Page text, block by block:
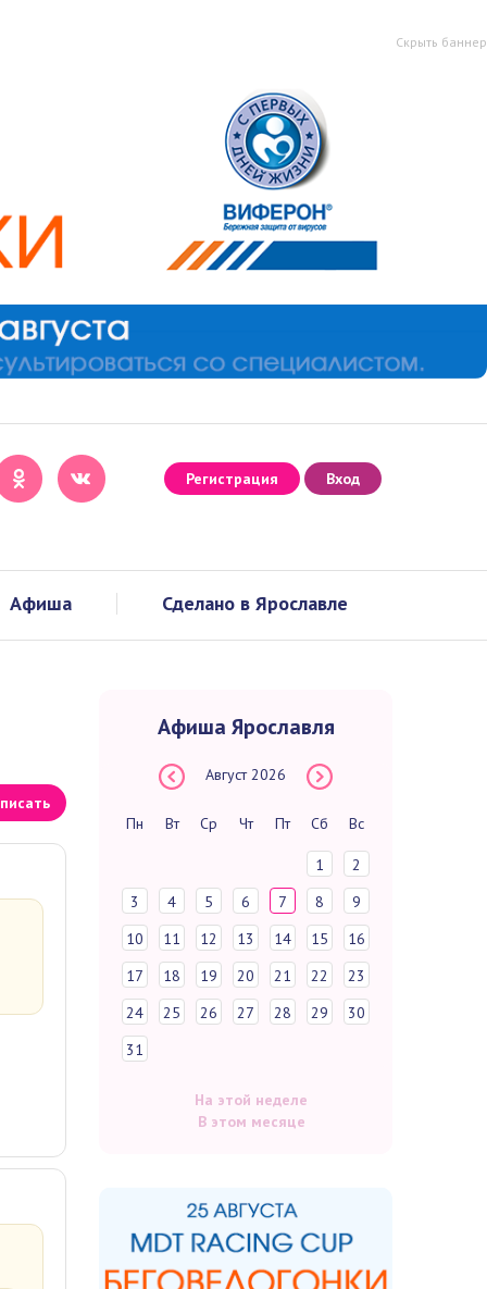
Скрыть баннер
Регистрация Вход
Афиша Сделано в Ярославле
Афиша Ярославля
Август 2026
Пн Вт Ср Чт Пт Сб Вс
1
2
3
4 5 6 7 8
9
10
11 12 13 14 15
16
17
18 19 20 21 22
23
24
25 26 27 28 29
30
31
На этой неделе
В этом месяце